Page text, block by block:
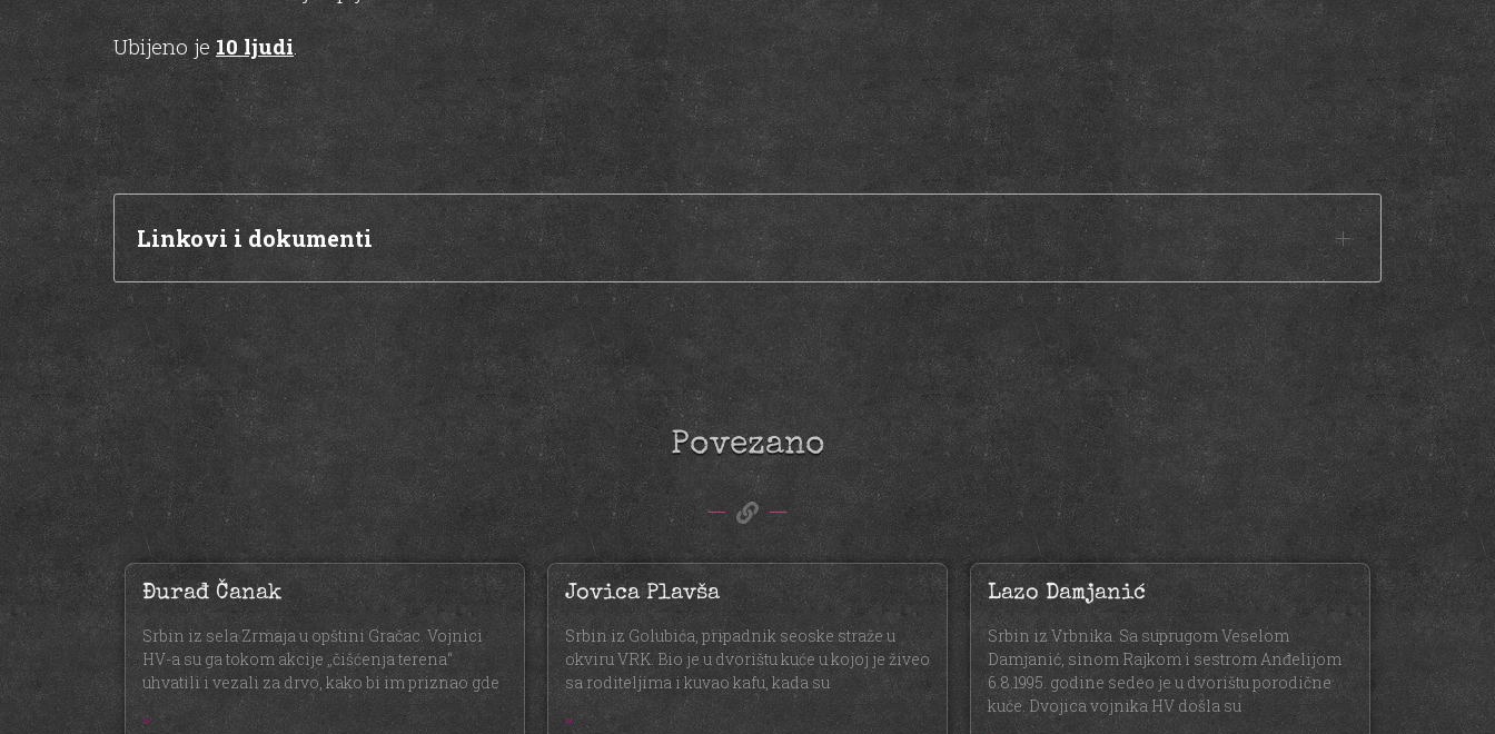
Ubijeno je10 ljudi.
Linkovi i dokumenti
Povezano
Đurađ Čanak
Srbin iz sela Zrmaja u opštini Gračac. Vojnici
HV-a su ga tokom akcije „čišćenja terena“
uhvatili i vezali za drvo, kako bi im priznao gde
»
Jovica Plavša
Srbin iz Golubića, pripadnik seoske straže u
okviru VRK. Bio je u dvorištu kuće u kojoj je živeo
sa roditeljima i kuvao kafu, kada su
»
Lazo Damjanić
Srbin iz Vrbnika. Sa suprugom Veselom
Damjanić, sinom Rajkom i sestrom Anđelijom
6.8.1995. godine sedeo je u dvorištu porodične
kuće. Dvojica vojnika HV došla su